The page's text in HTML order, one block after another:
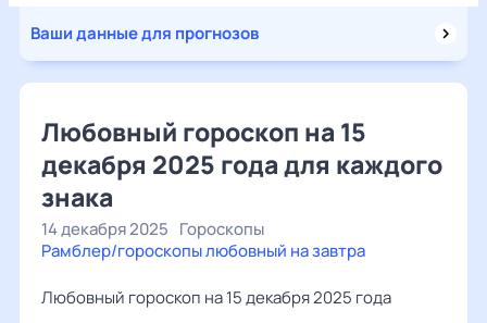
Ваши данные для прогнозов
Любовный гороскоп на 15
декабря 2025 года для каждого
знака
14 декабря 2025 Гороскопы
Рамблер/гороскопы любовный на завтра
Любовный гороскоп на 15 декабря 2025 года